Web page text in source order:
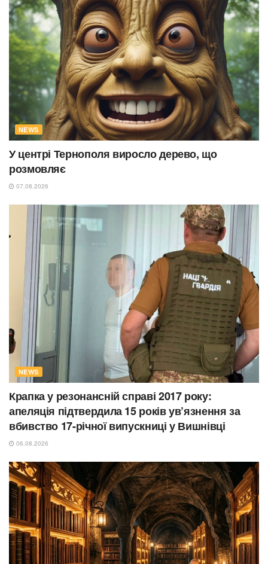
NEWS
У центрі Тернополя виросло дерево, що
розмовляє
07.08.2026
NEWS
Крапка у резонансній справі 2017 року:
апеляція підтвердила 15 років ув’язнення за
вбивство 17-річної випускниці у Вишнівці
06.08.2026